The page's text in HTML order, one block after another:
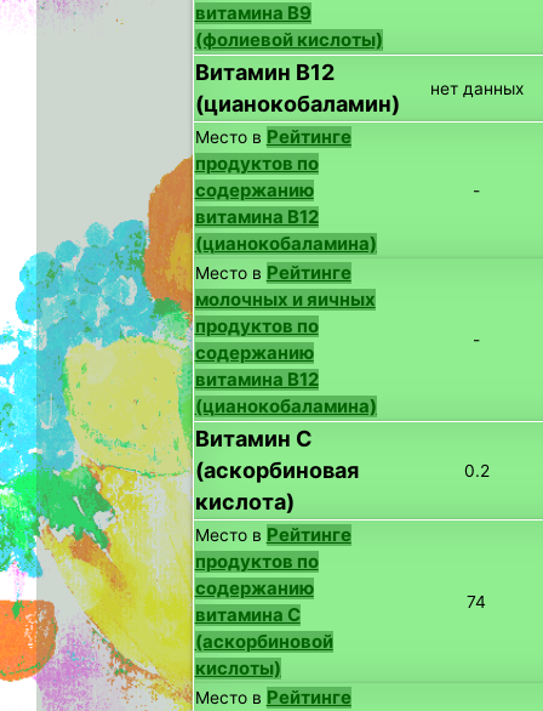
витамина B9
(фолиевой кислоты)
Витамин B12
(цианокобаламин)
нет данных
Место в Рейтинге
продуктов по
содержанию
витамина B12
(цианокобаламина)
-
Место в Рейтинге
молочных и яичных
продуктов по
содержанию
витамина B12
(цианокобаламина)
-
Витамин C
(аскорбиновая
кислота)
0.2
Место в Рейтинге
продуктов по
содержанию
витамина C
(аскорбиновой
кислоты)
74
Место в Рейтинге